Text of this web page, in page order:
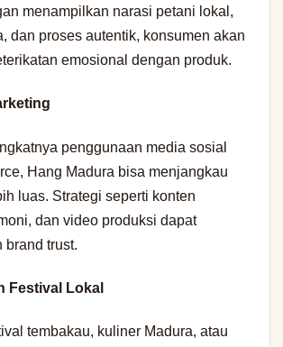
menampilkan narasi petani lokal,
dan proses autentik, konsumen akan
emosional dengan produk.
penggunaan media sosial
Hang Madura bisa menjangkau
luas. Strategi seperti konten
dan video produksi dapat
brand trust.
Festival Lokal
tembakau, kuliner Madura, atau